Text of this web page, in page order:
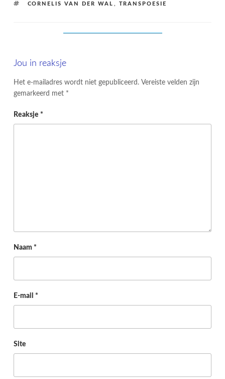
TAGS
CORNELIS VAN DER WAL TRANSPOESIE
Jou in reaksje
Het e-mailadres wordt niet gepubliceerd. Vereiste velden zijn
gemarkeerd met *
Reaksje *
Naam *
E-mail *
Site